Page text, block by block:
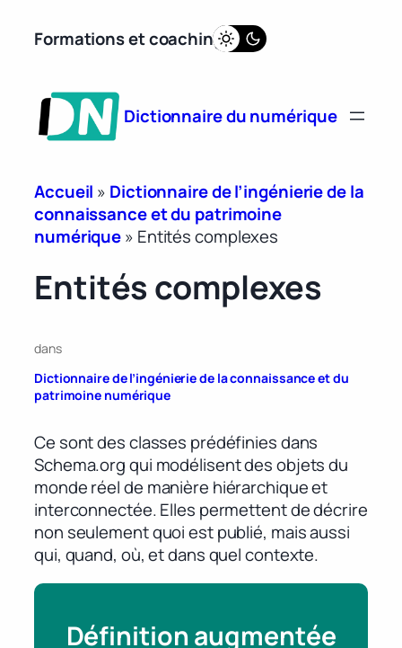
Formations et coaching
Dictionnaire du numérique
Accueil » Dictionnaire de l’ingénierie de la
connaissance et du patrimoine
numérique» Entités complexes
Entités complexes
dans
Dictionnaire de l’ingénierie de la connaissance et du
patrimoine numérique
Ce sont des classes prédéfinies dans
Schema.org qui modélisent des objets du
monde réel de manière hiérarchique et
interconnectée. Elles permettent de décrire
non seulement quoi est publié, mais aussi
qui, quand, où, et dans quel contexte.
Définition augmentée